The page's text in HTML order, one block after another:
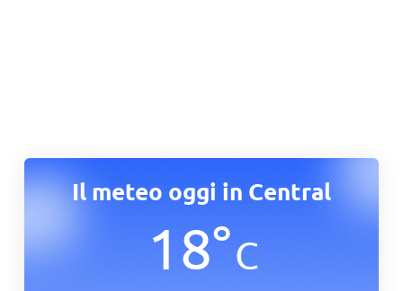
Il meteo oggi in Central
18°C